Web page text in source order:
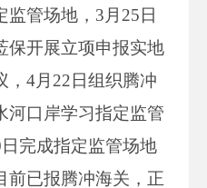
管场地，3月25日
保开展立项申报实地
，4月22日组织腾冲
河口岸学习指定监管
完成指定监管场地
前已报腾冲海关，正